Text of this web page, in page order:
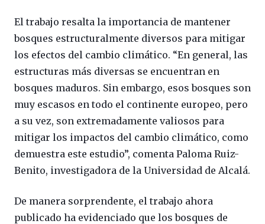
El trabajo resalta la importancia de mantener
bosques estructuralmente diversos para mitigar
los efectos del cambio climático. “En general, las
estructuras más diversas se encuentran en
bosques maduros. Sin embargo, esos bosques son
muy escasos en todo el continente europeo, pero
a su vez, son extremadamente valiosos para
mitigar los impactos del cambio climático, como
demuestra este estudio”, comenta Paloma Ruiz-
Benito, investigadora de la Universidad de Alcalá.
De manera sorprendente, el trabajo ahora
publicado ha evidenciado que los bosques de